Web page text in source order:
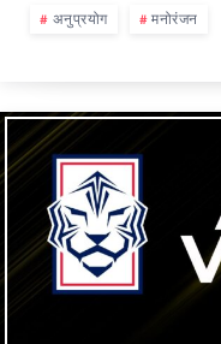
अनुप्रयोग मनोरंजन